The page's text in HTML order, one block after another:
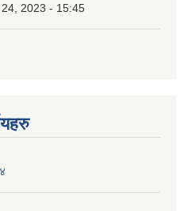
2023 - 15:45